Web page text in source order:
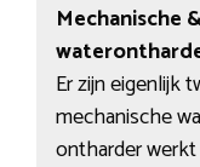
Mechanische
Er zijn eigenlijk
mechanische
ontharder